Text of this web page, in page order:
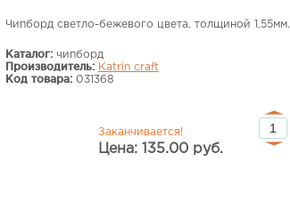
Чипборд светло-бежевого цвета, толщиной 1,55мм.
Каталог: чипборд
Производитель: Katrin craft
Код товара: 031368
Заканчивается!
Цена: 135.00 руб.